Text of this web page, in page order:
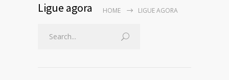
Ligue agora HOME LIGUE AGORA